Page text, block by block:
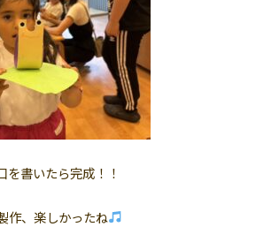
を書いたら完成！！
作、楽しかったね